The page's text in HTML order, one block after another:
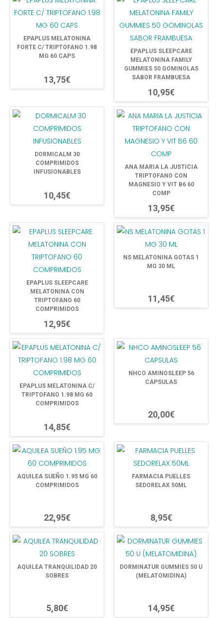
EPAPLUS MELATONINA
FORTE C/ TRIPTOFANO 1.98
MG 60 CAPS
13,75€
EPAPLUS SLEEPCARE
MELATONINA FAMILY
GUMMIES 50 GOMINOLAS
SABOR FRAMBUESA
10,95€
DORMICALM 30
COMPRIMIDOS
INFUSIONABLES
10,45€
ANA MARIA LA JUSTICIA
TRIPTOFANO CON
MAGNESIO Y VIT B6 60
COMP
13,95€
EPAPLUS SLEEPCARE
MELATONINA CON
TRIPTOFANO 60
COMPRIMIDOS
12,95€
NS MELATONINA GOTAS 1
MG 30 ML
11,45€
EPAPLUS MELATONINA C/
TRIPTOFANO 1.98 MG 60
COMPRIMIDOS
14,85€
NHCO AMINOSLEEP 56
CAPSULAS
20,00€
AQUILEA SUEÑO 1.95 MG 60
COMPRIMIDOS
22,95€
FARMACIA PUELLES
SEDORELAX 50ML
8,95€
AQUILEA TRANQUILIDAD 20
SOBRES
5,80€
DORMINATUR GUMMIES 50 U
(MELATOMIDINA)
14,95€